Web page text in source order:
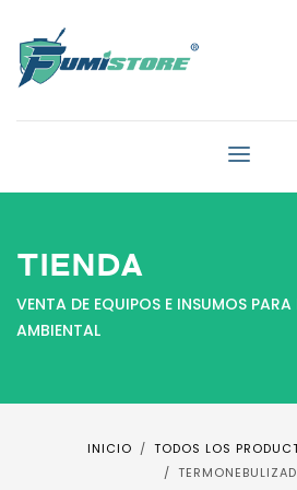
TIENDA
VENTA DE EQUIPOS E INSUMOS PARA
AMBIENTAL
INICIO TODOS LOS